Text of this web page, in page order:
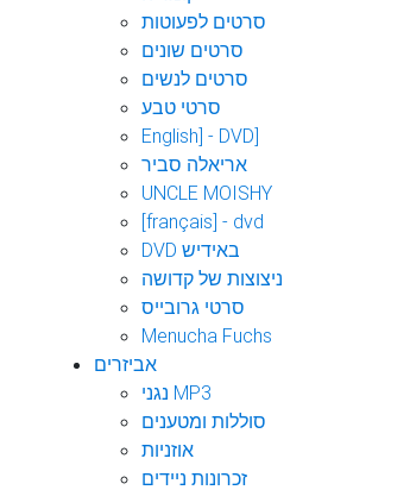
סרטים לפעוטות
סרטים שונים
סרטים לנשים
סרטי טבע
English] - DVD]
אריאלה סביר
UNCLE MOISHY
[français] - dvd
DVD באידיש
ניצוצות של קדושה
סרטי גרובייס
Menucha Fuchs
אביזרים
נגני MP3
סוללות ומטענים
אוזניות
זכרונות ניידים